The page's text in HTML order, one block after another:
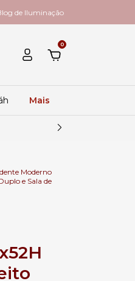
de Iluminação
0
Mais
Moderno
e Sala de